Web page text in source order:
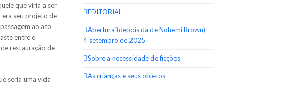
que viria a ser
era seu projeto de
ao ato
entre o
restauração de
seria uma vida
EDITORIAL
Abertura¨(depois da de Nohemi Brown) –
4 setembro de 2025
Sobre a necessidade de ficções
As crianças e seus objetos